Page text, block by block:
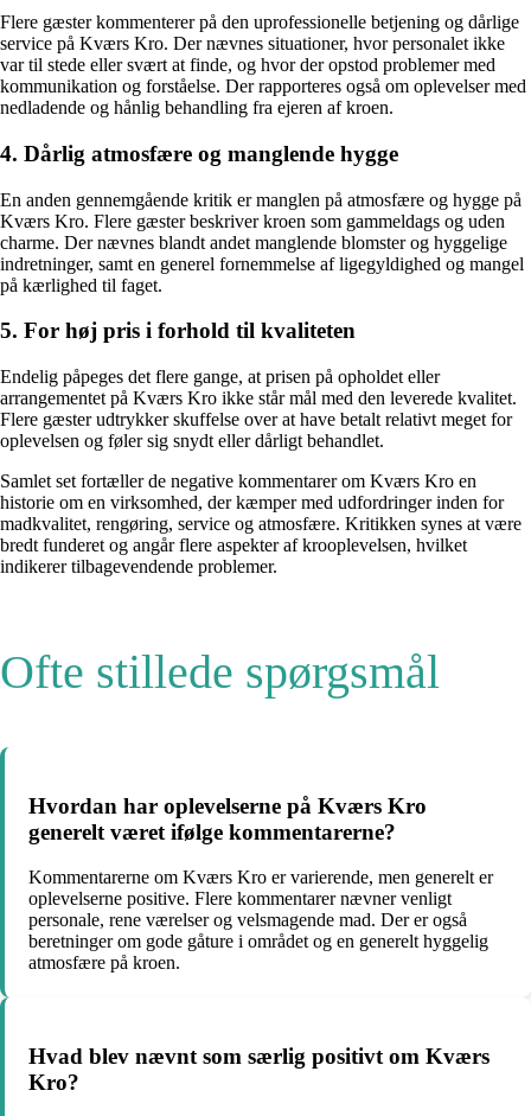
Flere gæster kommenterer på den uprofessionelle betjening og dårlige
service på Kværs Kro. Der nævnes situationer, hvor personalet ikke
var til stede eller svært at finde, og hvor der opstod problemer med
kommunikation og forståelse. Der rapporteres også om oplevelser med
nedladende og hånlig behandling fra ejeren af kroen.
4. Dårlig atmosfære og manglende hygge
En anden gennemgående kritik er manglen på atmosfære og hygge på
Kværs Kro. Flere gæster beskriver kroen som gammeldags og uden
charme. Der nævnes blandt andet manglende blomster og hyggelige
indretninger, samt en generel fornemmelse af ligegyldighed og mangel
på kærlighed til faget.
5. For høj pris i forhold til kvaliteten
Endelig påpeges det flere gange, at prisen på opholdet eller
arrangementet på Kværs Kro ikke står mål med den leverede kvalitet.
Flere gæster udtrykker skuffelse over at have betalt relativt meget for
oplevelsen og føler sig snydt eller dårligt behandlet.
Samlet set fortæller de negative kommentarer om Kværs Kro en
historie om en virksomhed, der kæmper med udfordringer inden for
madkvalitet, rengøring, service og atmosfære. Kritikken synes at være
bredt funderet og angår flere aspekter af krooplevelsen, hvilket
indikerer tilbagevendende problemer.
Ofte stillede spørgsmål
Hvordan har oplevelserne på Kværs Kro
generelt været ifølge kommentarerne?
Kommentarerne om Kværs Kro er varierende, men generelt er
oplevelserne positive. Flere kommentarer nævner venligt
personale, rene værelser og velsmagende mad. Der er også
beretninger om gode gåture i området og en generelt hyggelig
atmosfære på kroen.
Hvad blev nævnt som særlig positivt om Kværs
Kro?